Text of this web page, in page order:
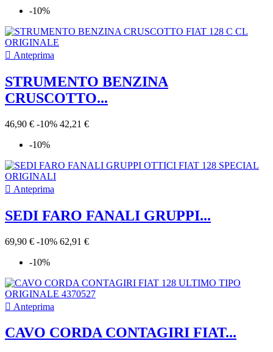
-10%
 Anteprima
STRUMENTO BENZINA
CRUSCOTTO...
46,90 € -10% 42,21 €
-10%
 Anteprima
SEDI FARO FANALI GRUPPI...
69,90 € -10% 62,91 €
-10%
 Anteprima
CAVO CORDA CONTAGIRI FIAT...